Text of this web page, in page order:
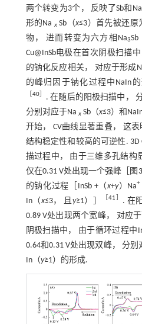
两个转变为3个， 反映了Sb和
形的Na xSb（x≤3）首先被还原
物， 进而转变为六方相Na3Sb
Cu@InSb电极在首次阴极扫描
的钠化反应相关， 对应于形成
的峰归因于钠化过程中NaIn的
［40］ . 在随后的阳极扫描中，
分别对应于Na xSb（x≤3）和
开始， CV曲线显著重叠， 这
结构稳定性和较高的可逆性. 3D
描过程中， 由于三维多孔结构
仅在0.31 V处出现一个强峰［
图3
的钠化过程［InSb +（x+y）Na+
In（x≤3， 且 y≥1）］ ［41］ . 在
0.89 V处出现两个宽峰， 对应
阴极扫描中， 由于循环过程中
0.64和0.31 V处出现双峰， 分别
In（y≥1）的形成.